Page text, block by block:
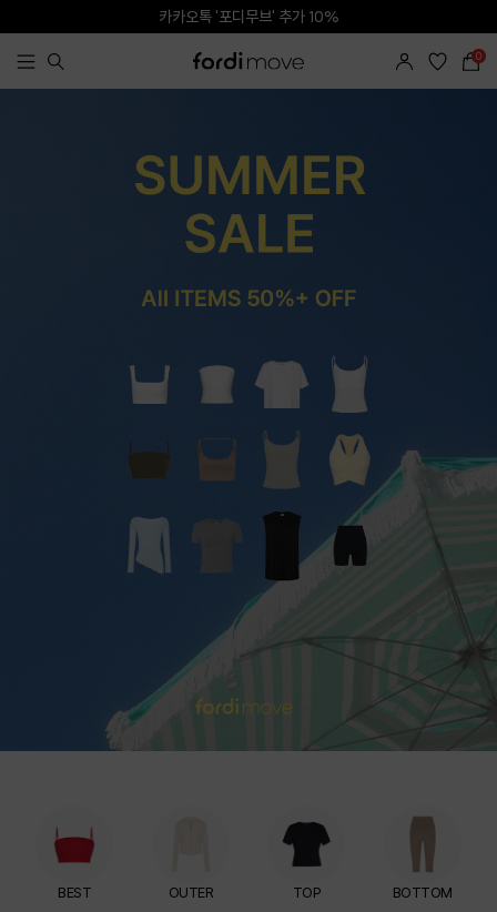
카카오톡 '포디무브' 추가 10%
SNS 태그 | App 다운로드 5%
0
BEST OUTER TOP BOTTOM